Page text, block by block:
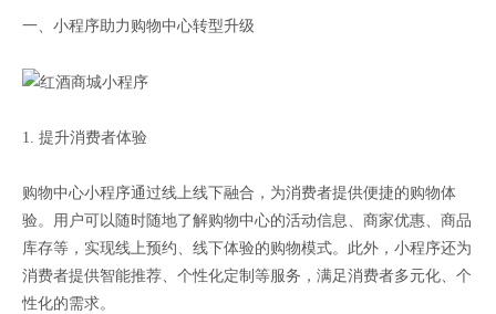
一、小程序助力购物中心转型升级
1. 提升消费者体验
购物中心小程序通过线上线下融合，为消费者提供便捷的购物体
验。用户可以随时随地了解购物中心的活动信息、商家优惠、商品
库存等，实现线上预约、线下体验的购物模式。此外，小程序还为
消费者提供智能推荐、个性化定制等服务，满足消费者多元化、个
性化的需求。